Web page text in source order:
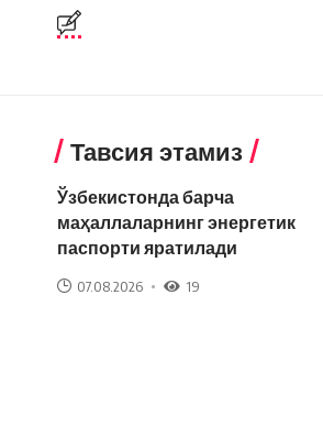
Тавсия этамиз
Ўзбекистонда барча
маҳаллаларнинг энергетик
паспорти яратилади
07.08.2026 19